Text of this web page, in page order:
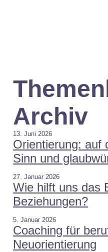
Archiv
13. Juni 2026
Orientierung: auf
Sinn und
27. Januar 2026
Wie hilft uns das
Beziehungen?
5. Januar 2026
Coaching für
Neuorientierung